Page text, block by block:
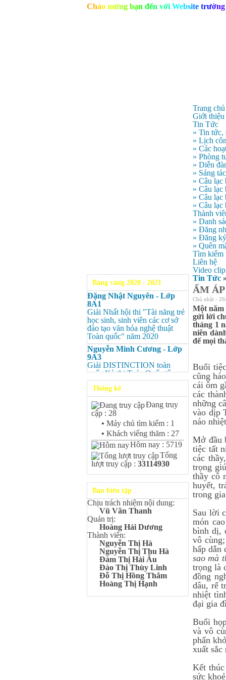
Chào mừng bạn đến với Website trường
Trang chủ
Giới thiệu
Tin Tức
» Tin tức,
» Lịch
» Các
» Phòng
» Diễn
» Sáng
» Câu lạc
» Câu
» Câu lạc
» Câu lạc
Thành
» Danh
» Đăng
» Đăng ký
» Quên
Tìm kiếm
Liên hệ
Video clip
Bảng vàng 2020 - 2021
Đặng Nhật Nguyên - Lớp
8A1
Giải Nhất hội thi "Tài năng trẻ
học sinh, sinh viên các cơ sở
đào tạo văn hóa nghệ thuật
Toàn quốc" năm 2020
Nguyễn Minh Cương - Lớp
9A3
Giải DISTINCTION toàn
quốc Kỳ thi Toán Quốc tế
Kangaroo – IKMC 2020
Nguyễn Minh Cương - Lớp
9A3
Giải Ba kỳ thi chọn HSG cấp
tỉnh môn Toán.
Bùi Quang Minh - Lớp 9A3
Giải DISTINCTION Toàn
quốc Kỳ thi Toán Quốc tế
Kangaroo – IKMC 2020
Bùi Quang Minh - Lớp 9A3
Giải Ba kỳ thi chọn HSG cấp
tỉnh môn Toán.
Đinh Anh Thư - Lớp 9A3
Giải Nhì kỳ thi chọn HSG cấp
tỉnh môn Sinh học.
Chu Quang Lượng - Lớp
9A3
Giải Ba kỳ thi chọn HSG cấp
tỉnh môn Toán.
Lê Minh Chiến- Lớp 9A3
Giải Ba kỳ thi chọn HSG cấp
tỉnh môn Sinh học.
Giải Ba kỳ thi chọn HSG cấp
Thống kê
Đang truy
cập : 28
• Máy chủ tìm kiếm : 1
• Khách viếng thăm : 27
Hôm nay : 5719
Tổng
lượt truy cập : 33114930
Ban biên tập
Chịu trách nhiệm nội dung:
Vũ Văn Thanh
Quản trị:
Hoàng Hải Dương
Thành viên:
Nguyễn Thị Hà
Nguyễn Thị Thu Hà
Đàm Thị Hải Âu
Đào Thị Thùy Linh
Đỗ Thị Hồng Thắm
Hoàng Thị Hạnh
Tin Tức »
ẤM
Chủ nhật -
Một năm
gửi lời
tháng 1
niên
để mọi
Buổi
cũng
cái ôm
các
những
vào dịp
náo
Mở đầu
tiệc tất
các
trọng
thầy cô
huyết,
trong
Sau lời
món
bình dị,
vô
hấp dẫn
sao mà
trọng là
đồng
dâu, rể
nhiệt
đại gia
Buổi
và vô
phấn
xuất sắc
Kết
sức